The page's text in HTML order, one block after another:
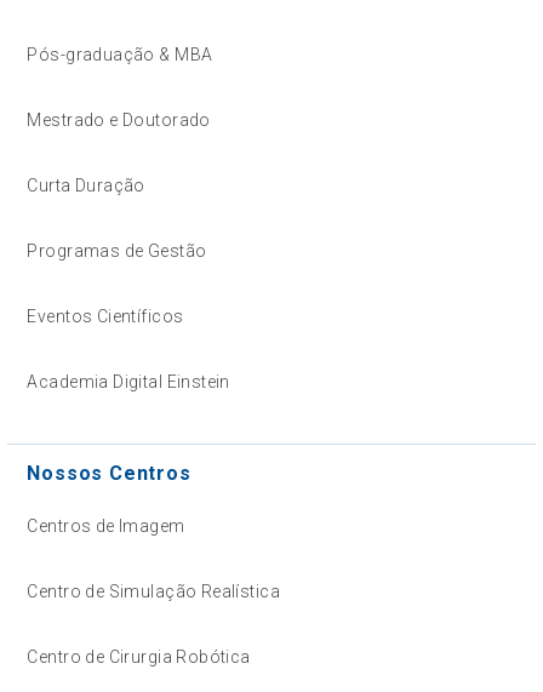
Pós-graduação & MBA
Mestrado e Doutorado
Curta Duração
Programas de Gestão
Eventos Científicos
Academia Digital Einstein
Nossos Centros
Centros de Imagem
Centro de Simulação Realística
Centro de Cirurgia Robótica